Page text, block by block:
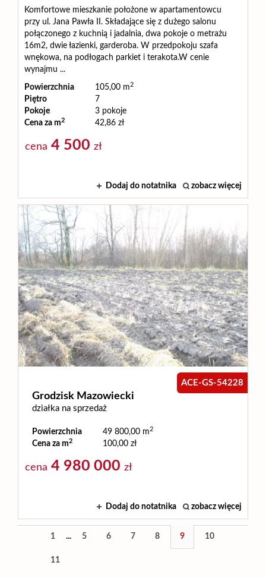
Komfortowe mieszkanie położone w apartamentowcu
przy ul. Jana Pawła II. Składające się z dużego salonu
połączonego z kuchnią i jadalnia, dwa pokoje o metrażu
16m2, dwie łazienki, garderoba. W przedpokoju szafa
wnękowa, na podłogach parkiet i terakota.W cenie
wynajmu ...
Powierzchnia 105,00 m2
Piętro
7
Pokoje
3 pokoje
Cena za m2 42,86 zł
cena 4 500 zł
Dodaj do notatnika zobacz więcej
Grodzisk Mazowiecki
działka na sprzedaż
ACE-GS-54228
Powierzchnia 49 800,00 m2
Cena za m2 100,00 zł
cena 4 980 000 zł
Dodaj do notatnika zobacz więcej
1 ... 5 6 7 8 9 10
11